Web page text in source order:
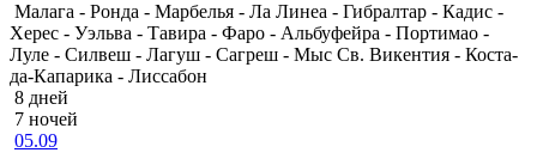
Малага - Ронда - Марбелья - Ла Линеа - Гибралтар - Кадис -
Херес - Уэльва - Тавира - Фаро - Альбуфейра - Портимао -
Луле - Силвеш - Лагуш - Сагреш - Мыс Св. Викентия - Коста-
да-Капарика - Лиссабон
8 дней
7 ночей
05.09